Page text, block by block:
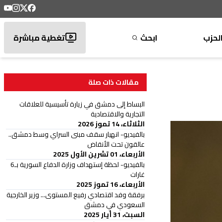
الحزب ابحث تغطية مباشرة
مقالات ذات صلة
البساط إلى دمشق في زيارة تأسيسية للعلاقات
التجارية والاقتصادية
الثلاثاء، 14 تموز 2026
بالفيديو- انهيار سقف مبنى السراي وسط دمشق..
عالقون تحت الأنقاض
الأربعاء، 01 تشرين الأول 2025
بالفيديو- لحظة إستهداف وزارة الدفاع السورية بـ6
غارات
الأربعاء، 16 تموز 2025
برفقة وفد اقتصادي رفيع المستوى... وزير الخارجية
السعودي في دمشق
السبت، 31 أيار 2025